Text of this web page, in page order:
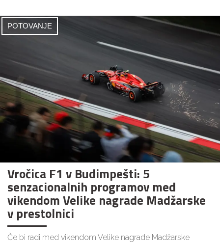
POTOVANJE
Vročica F1 v Budimpešti: 5
senzacionalnih programov med
vikendom Velike nagrade Madžarske
v prestolnici
Če bi radi med vikendom Velike nagrade Madžarske